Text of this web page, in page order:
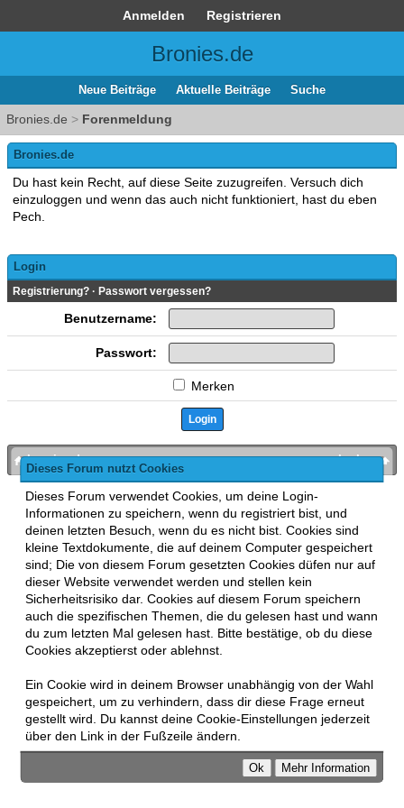
Anmelden Registrieren
Bronies.de
Neue Beiträge Aktuelle Beiträge Suche
Bronies.de > Forenmeldung
Dieses Forum nutzt Cookies
Dieses Forum verwendet Cookies, um deine Login-
Informationen zu speichern, wenn du registriert bist, und
deinen letzten Besuch, wenn du es nicht bist. Cookies sind
kleine Textdokumente, die auf deinem Computer gespeichert
sind; Die von diesem Forum gesetzten Cookies düfen nur auf
dieser Website verwendet werden und stellen kein
Sicherheitsrisiko dar. Cookies auf diesem Forum speichern
auch die spezifischen Themen, die du gelesen hast und wann
du zum letzten Mal gelesen hast. Bitte bestätige, ob du diese
Cookies akzeptierst oder ablehnst.
Ein Cookie wird in deinem Browser unabhängig von der Wahl
gespeichert, um zu verhindern, dass dir diese Frage erneut
gestellt wird. Du kannst deine Cookie-Einstellungen jederzeit
über den Link in der Fußzeile ändern.
Bronies.de
Du hast kein Recht, auf diese Seite zuzugreifen. Versuch dich
einzuloggen und wenn das auch nicht funktioniert, hast du eben
Pech.
Login
Registrierung? · Passwort vergessen?
Benutzername:
Passwort:
Merken
nach oben
bronies.de
MyBB , mobile Fassung: MyBB GoMobile
Zur Desktop-Version wechseln
This forum usesLukasz TkaczMyBB addons.